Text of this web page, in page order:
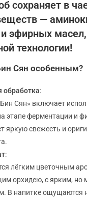
сохраняет в
—
эфирных
технологии!
Сян особенным?
обработка:
Сян» включает
этапе ферментации и
яркую свежесть и
:
лёгким цветочным
орхидею, с ярким, но
В напитке ощущаются